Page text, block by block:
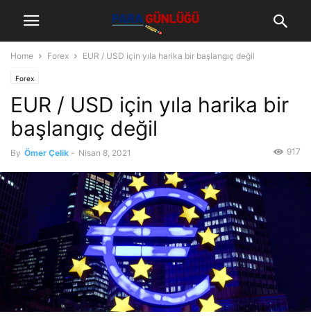
Home Forex EUR / USD için yıla harika bir başlangıç değil
Forex
EUR / USD için yıla harika bir
başlangıç değil
By Ömer Çelik - Nisan 8, 2021 917